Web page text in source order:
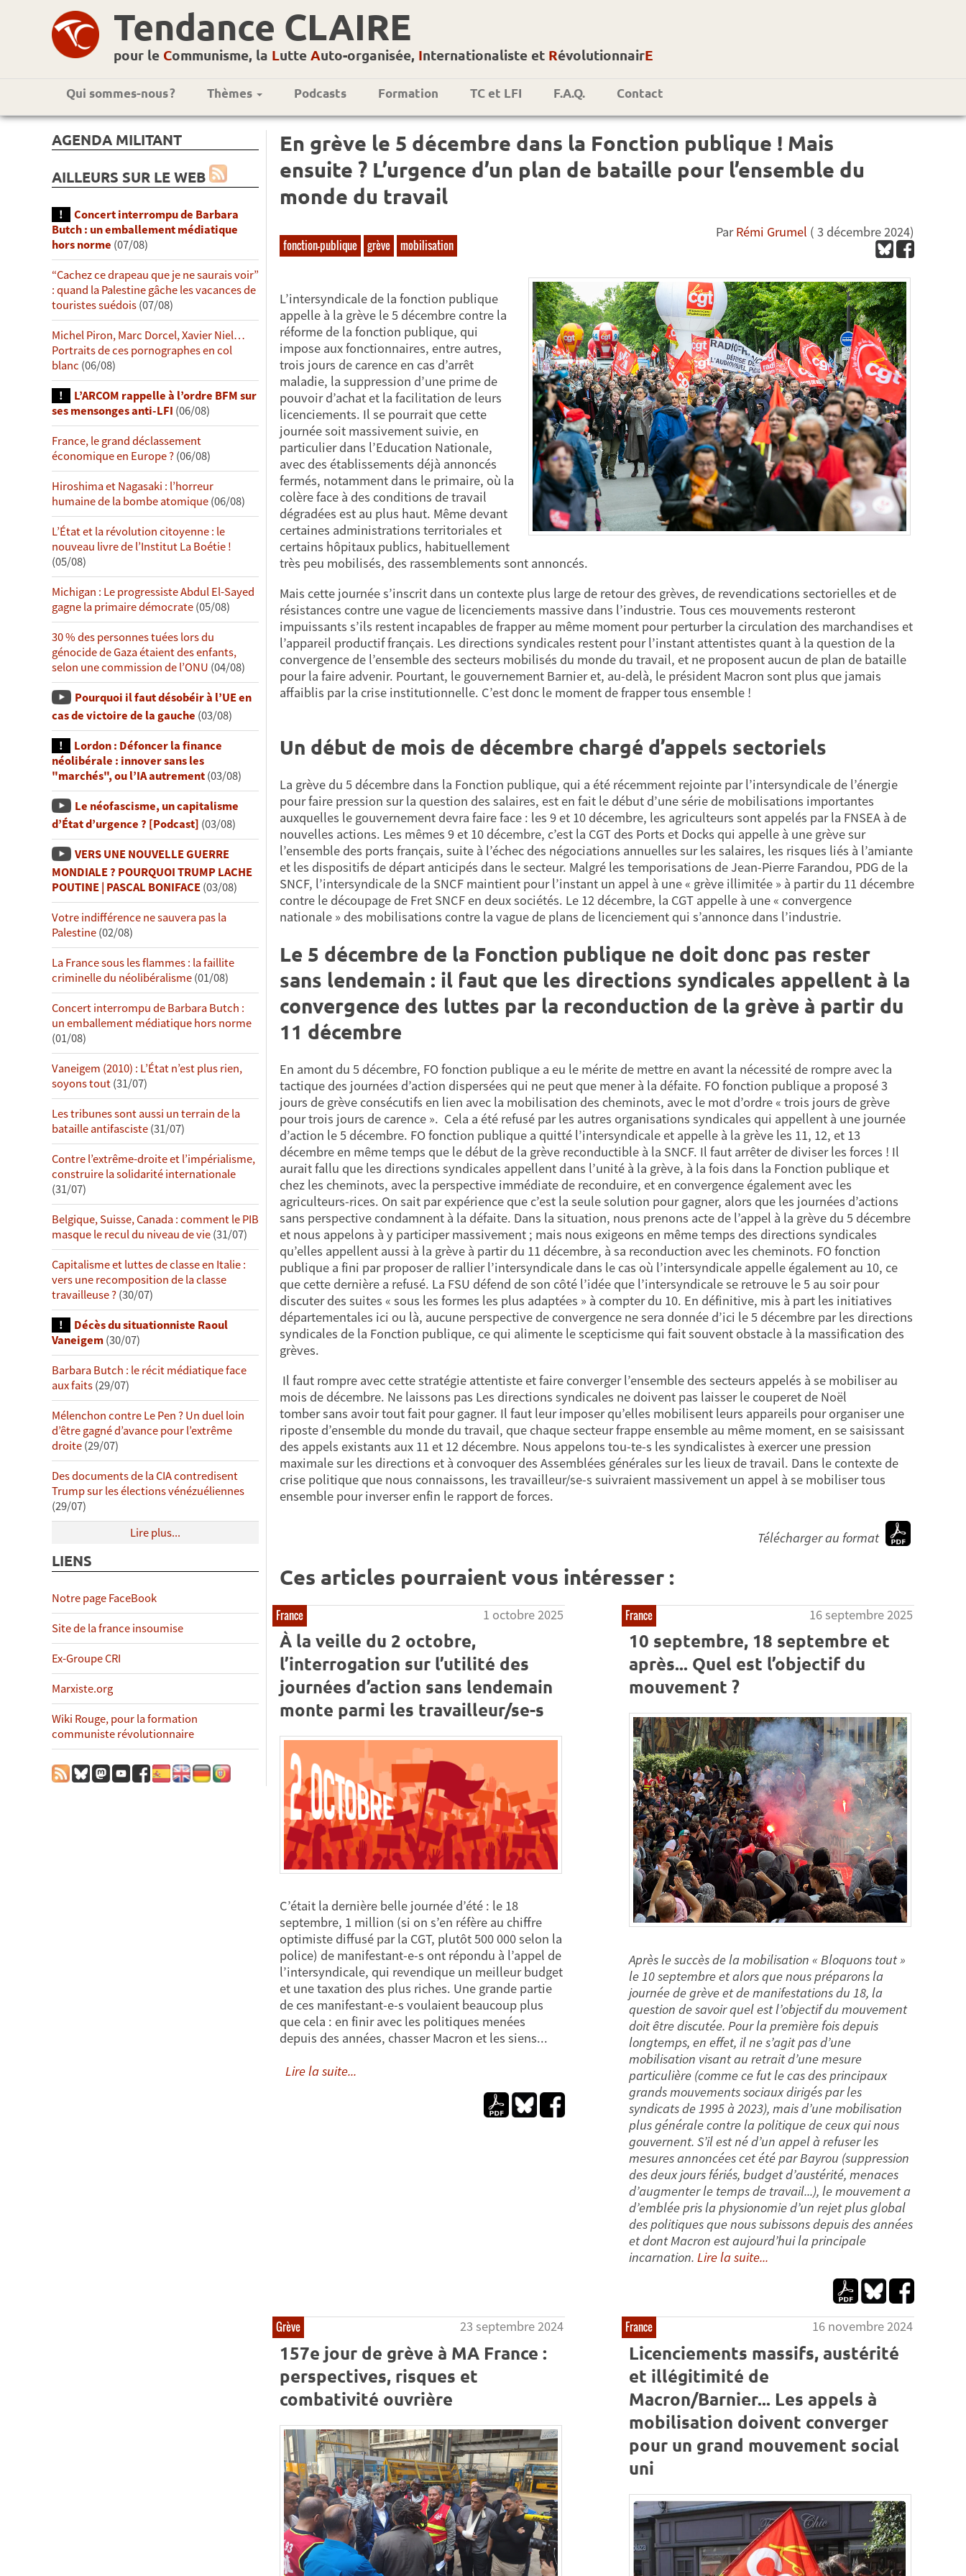
Tendance CLAIRE
pour le Communisme, la Lutte Auto-organisée, Internationaliste et RévolutionnairE
Qui sommes-nous ? Thèmes Podcasts Formation TC et LFI F.A.Q. Contact
AGENDA MILITANT
AILLEURS SUR LE WEB
Concert interrompu de Barbara
Butch : un emballement médiatique
hors norme (07/08)
“Cachez ce drapeau que je ne saurais voir”
: quand la Palestine gâche les vacances de
touristes suédois(07/08)
Michel Piron, Marc Dorcel, Xavier Niel…
Portraits de ces pornographes en col
blanc (06/08)
L’ARCOM rappelle à l’ordre BFM sur
ses mensonges anti-LFI (06/08)
France, le grand déclassement
économique en Europe ?(06/08)
Hiroshima et Nagasaki : l’horreur
humaine de la bombe atomique(06/08)
L’État et la révolution citoyenne : le
nouveau livre de l’Institut La Boétie !
(05/08)
Michigan : Le progressiste Abdul El-Sayed
gagne la primaire démocrate(05/08)
30 % des personnes tuées lors du
génocide de Gaza étaient des enfants,
selon une commission de l’ONU (04/08)
Pourquoi il faut désobéir à l’UE en
cas de victoire de la gauche (03/08)
Lordon : Défoncer la finance
néolibérale : innover sans les
"marchés", ou l’IA autrement(03/08)
Le néofascisme, un capitalisme
d’État d’urgence ? [Podcast] (03/08)
VERS UNE NOUVELLE GUERRE
MONDIALE ? POURQUOI TRUMP LACHE
POUTINE | PASCAL BONIFACE(03/08)
Votre indifférence ne sauvera pas la
Palestine(02/08)
La France sous les flammes : la faillite
criminelle du néolibéralisme(01/08)
Concert interrompu de Barbara Butch :
un emballement médiatique hors norme
(01/08)
Vaneigem (2010) : L’État n’est plus rien,
soyons tout(31/07)
Les tribunes sont aussi un terrain de la
bataille antifasciste(31/07)
Contre l’extrême-droite et l’impérialisme,
construire la solidarité internationale
(31/07)
Belgique, Suisse, Canada : comment le PIB
masque le recul du niveau de vie(31/07)
Capitalisme et luttes de classe en Italie :
vers une recomposition de la classe
travailleuse ?(30/07)
Décès du situationniste Raoul
Vaneigem(30/07)
Barbara Butch : le récit médiatique face
aux faits(29/07)
Mélenchon contre Le Pen ? Un duel loin
d’être gagné d’avance pour l’extrême
droite(29/07)
Des documents de la CIA contredisent
Trump sur les élections vénézuéliennes
(29/07)
Lire plus...
LIENS
Notre page FaceBook
Site de la france insoumise
Ex-Groupe CRI
Marxiste.org
Wiki Rouge, pour la formation
communiste révolutionnaire
En grève le 5 décembre dans la Fonction publique ! Mais
ensuite ? L’urgence d’un plan de bataille pour l’ensemble du
monde du travail
fonction-publique grève mobilisation
ParRémi Grumel ( 3 décembre 2024)
L’intersyndicale de la fonction publique
appelle à la grève le 5 décembre contre la
réforme de la fonction publique, qui
impose aux fonctionnaires, entre autres,
trois jours de carence en cas d’arrêt
maladie, la suppression d’une prime de
pouvoir d’achat et la facilitation de leurs
licenciements. Il se pourrait que cette
journée soit massivement suivie, en
particulier dans l’Education Nationale,
avec des établissements déjà annoncés
fermés, notamment dans le primaire, où la
colère face à des conditions de travail
dégradées est au plus haut. Même devant
certaines administrations territoriales et
certains hôpitaux publics, habituellement
très peu mobilisés, des rassemblements sont annoncés.
Mais cette journée s’inscrit dans un contexte plus large de retour des grèves, de revendications sectorielles et de
résistances contre une vague de licenciements massive dans l’industrie. Tous ces mouvements resteront
impuissants s’ils restent incapables de frapper au même moment pour perturber la circulation des marchandises et
l’appareil productif français. Les directions syndicales restent pour l’instant attentistes quant à la question de la
convergence de l’ensemble des secteurs mobilisés du monde du travail, et ne proposent aucun de plan de bataille
pour la faire advenir. Pourtant, le gouvernement Barnier et, au-delà, le président Macron sont plus que jamais
affaiblis par la crise institutionnelle. C’est donc le moment de frapper tous ensemble !
Un début de mois de décembre chargé d’appels sectoriels
La grève du 5 décembre dans la Fonction publique, qui a été récemment rejointe par l’intersyndicale de l’énergie
pour faire pression sur la question des salaires, est en fait le début d’une série de mobilisations importantes
auxquelles le gouvernement devra faire face : les 9 et 10 décembre, les agriculteurs sont appelés par la FNSEA à de
nouvelles actions. Les mêmes 9 et 10 décembre, c’est la CGT des Ports et Docks qui appelle à une grève sur
l’ensemble des ports français, suite à l’échec des négociations annuelles sur les salaires, les risques liés à l’amiante
et les dispositifs de départ anticipés dans le secteur. Malgré les temporisations de Jean-Pierre Farandou, PDG de la
SNCF, l’intersyndicale de la SNCF maintient pour l’instant un appel à une « grève illimitée » à partir du 11 décembre
contre le découpage de Fret SNCF en deux sociétés. Le 12 décembre, la CGT appelle à une « convergence
nationale » des mobilisations contre la vague de plans de licenciement qui s’annonce dans l’industrie.
Le 5 décembre de la Fonction publique ne doit donc pas rester
sans lendemain : il faut que les directions syndicales appellent à la
convergence des luttes par la reconduction de la grève à partir du
11 décembre
En amont du 5 décembre, FO fonction publique a eu le mérite de mettre en avant la nécessité de rompre avec la
tactique des journées d’action dispersées qui ne peut que mener à la défaite. FO fonction publique a proposé 3
jours de grève consécutifs en lien avec la mobilisation des cheminots, avec le mot d’ordre « trois jours de grève
pour trois jours de carence ». Cela a été refusé par les autres organisations syndicales qui appellent à une journée
d’action le 5 décembre. FO fonction publique a quitté l’intersyndicale et appelle à la grève les 11, 12, et 13
décembre en même temps que le début de la grève reconductible à la SNCF. Il faut arrêter de diviser les forces ! Il
aurait fallu que les directions syndicales appellent dans l’unité à la grève, à la fois dans la Fonction publique et
chez les cheminots, avec la perspective immédiate de reconduire, et en convergence également avec les
agriculteurs-rices. On sait par expérience que c’est la seule solution pour gagner, alors que les journées d’actions
sans perspective condamnent à la défaite. Dans la situation, nous prenons acte de l’appel à la grève du 5 décembre
et nous appelons à y participer massivement ; mais nous exigeons en même temps des directions syndicales
qu’elles appellent aussi à la grève à partir du 11 décembre, à sa reconduction avec les cheminots. FO fonction
publique a fini par proposer de rallier l’intersyndicale dans le cas où l’intersyndicale appelle également au 10, ce
que cette dernière a refusé. La FSU défend de son côté l’idée que l’intersyndicale se retrouve le 5 au soir pour
discuter des suites « sous les formes les plus adaptées » à compter du 10. En définitive, mis à part les initiatives
départementales ici ou là, aucune perspective de convergence ne sera donnée d’ici le 5 décembre par les directions
syndicales de la Fonction publique, ce qui alimente le scepticisme qui fait souvent obstacle à la massification des
grèves.
Il faut rompre avec cette stratégie attentiste et faire converger l’ensemble des secteurs appelés à se mobiliser au
mois de décembre. Ne laissons pas Les directions syndicales ne doivent pas laisser le couperet de Noël
tomber sans avoir tout fait pour gagner. Il faut leur imposer qu’elles mobilisent leurs appareils pour organiser une
riposte d’ensemble du monde du travail, que chaque secteur frappe ensemble au même moment, en se saisissant
des appels existants aux 11 et 12 décembre. Nous appelons tou-te-s les syndicalistes à exercer une pression
maximale sur les directions et à convoquer des Assemblées générales sur les lieux de travail. Dans le contexte de
crise politique que nous connaissons, les travailleur/se-s suivraient massivement un appel à se mobiliser tous
ensemble pour inverser enfin le rapport de forces.
Télécharger au format
Ces articles pourraient vous intéresser :
France 1 octobre 2025
À la veille du 2 octobre,
l’interrogation sur l’utilité des
journées d’action sans lendemain
monte parmi les travailleur/se-s
C’était la dernière belle journée d’été : le 18
septembre, 1 million (si on s’en réfère au chiffre
optimiste diffusé par la CGT, plutôt 500 000 selon la
police) de manifestant-e-s ont répondu à l’appel de
l’intersyndicale, qui revendique un meilleur budget
et une taxation des plus riches. Une grande partie
de ces manifestant-e-s voulaient beaucoup plus
que cela : en finir avec les politiques menées
depuis des années, chasser Macron et les siens...
Lire la suite...
France 16 septembre 2025
10 septembre, 18 septembre et
après... Quel est l’objectif du
mouvement ?
Après le succès de la mobilisation « Bloquons tout »
le 10 septembre et alors que nous préparons la
journée de grève et de manifestations du 18, la
question de savoir quel est l’objectif du mouvement
doit être discutée. Pour la première fois depuis
longtemps, en effet, il ne s’agit pas d’une
mobilisation visant au retrait d’une mesure
particulière (comme ce fut le cas des principaux
grands mouvements sociaux dirigés par les
syndicats de 1995 à 2023), mais d’une mobilisation
plus générale contre la politique de ceux qui nous
gouvernent. S’il est né d’un appel à refuser les
mesures annoncées cet été par Bayrou (suppression
des deux jours fériés, budget d’austérité, menaces
d’augmenter le temps de travail...), le mouvement a
d’emblée pris la physionomie d’un rejet plus global
des politiques que nous subissons depuis des années
et dont Macron est aujourd’hui la principale
incarnation. Lire la suite...
France 16 novembre 2024
Licenciements massifs, austérité
et illégitimité de
Macron/Barnier... Les appels à
mobilisation doivent converger
pour un grand mouvement social
uni
Grève 23 septembre 2024
157e jour de grève à MA France :
perspectives, risques et
combativité ouvrière